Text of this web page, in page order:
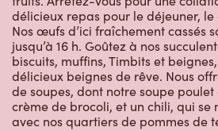
délicieux repas pour le déjeuner, le
Nos œufs d’ici fraîchement cassés
jusqu’à 16 h. Goûtez à nos
biscuits, muffins, Timbits et
délicieux beignes de rêve. Nous
de soupes, dont notre soupe
crème de brocoli, et un chili, qui
avec nos quartiers de pommes de